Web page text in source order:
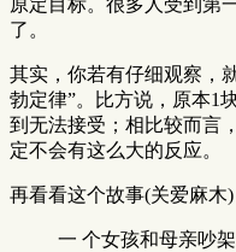
原定目标。很多人受到第
了。
其实，你若有仔细观察，
勃定律”。比方说，原本1
到无法接受；相比较而言
定不会有这么大的反应。
再看看这个故事(关爱
一 个女孩和母亲吵